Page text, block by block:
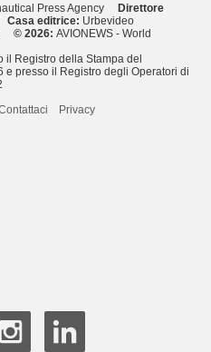
Press Agency Direttore
Casa editrice: Urbevideo
© 2026: AVIONEWS - World
il Registro della Stampa del
presso il Registro degli Operatori di
Privacy